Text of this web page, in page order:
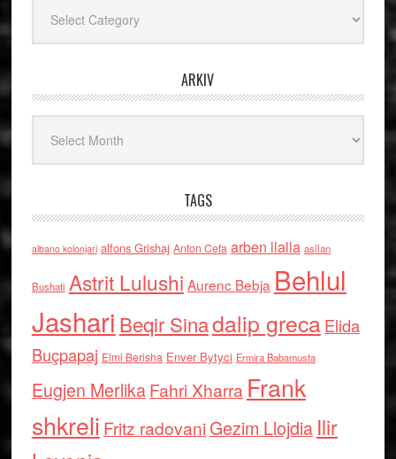
ARKIV
TAGS
albano kolonjari alfons Grishaj Anton Cefa arben llalla asllan
Bushati Astrit Lulushi Aurenc Bebja Behlul
Jashari Beqir Sinadalip grecaElida
Buçpapaj Elmi Berisha Enver Bytyci Ermira Babamusta
Eugjen MerlikaFahri Xharra Frank
shkreli Fritz radovaniGezim Llojdia Ilir